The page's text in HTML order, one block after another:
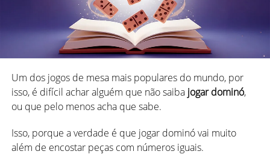
Um dos jogos de mesa mais populares do mundo, por
isso, é difícil achar alguém que não saiba jogar dominó,
ou que pelo menos acha que sabe.
Isso, porque a verdade é que jogar dominó vai muito
além de encostar peças com números iguais.